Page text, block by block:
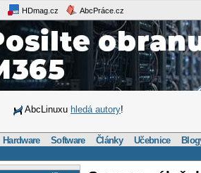
HDmag.cz AbcPráce.cz
AbcLinuxu hledá autory!
Hardware Software Články Učebnice